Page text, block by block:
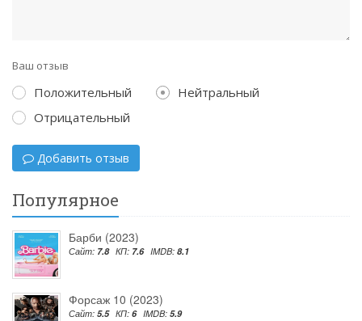
Ваш отзыв
Положительный
Нейтральный
Отрицательный
Добавить отзыв
Популярное
Барби (2023)
Сайт: 7.8 КП: 7.6 IMDB: 8.1
Форсаж 10 (2023)
Сайт: 5.5 КП: 6 IMDB: 5.9